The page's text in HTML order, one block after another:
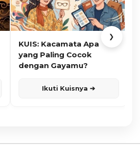
KUIS: Kacamata Apa
yang Paling Cocok
dengan Gayamu?
Ikuti Kuisnya ➔
❯